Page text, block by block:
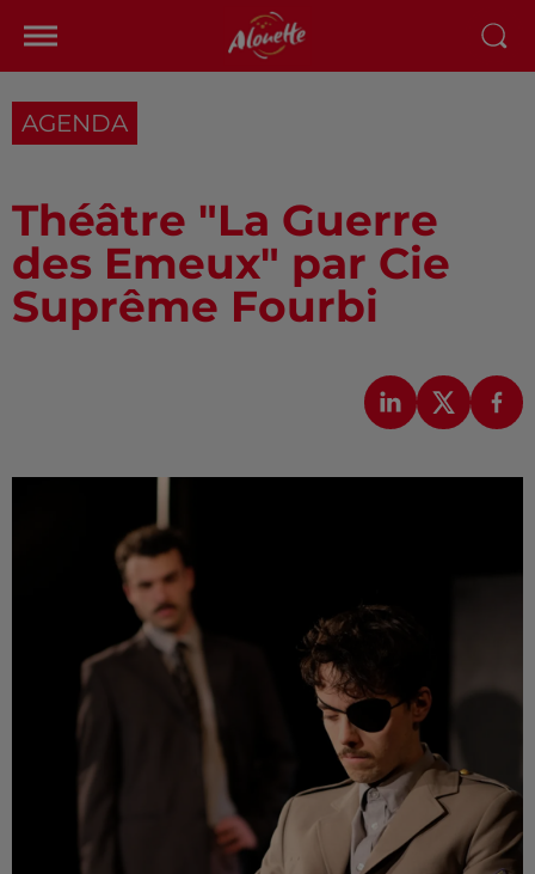
AGENDA
Théâtre "La Guerre
des Emeux" par Cie
Suprême Fourbi